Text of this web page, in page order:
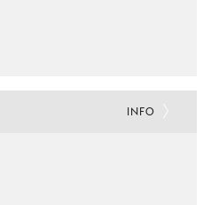
INFO